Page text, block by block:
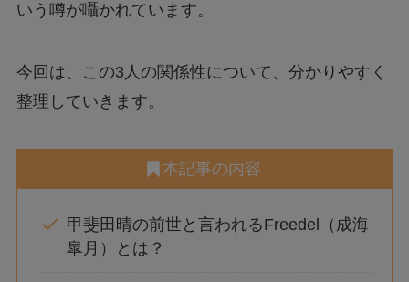
いう噂が囁かれています。
今回は、この3人の関係性について、分かりやすく
整理していきます。
本記事の内容
甲斐田晴の前世と言われるFreedel（成海
皐月）とは？